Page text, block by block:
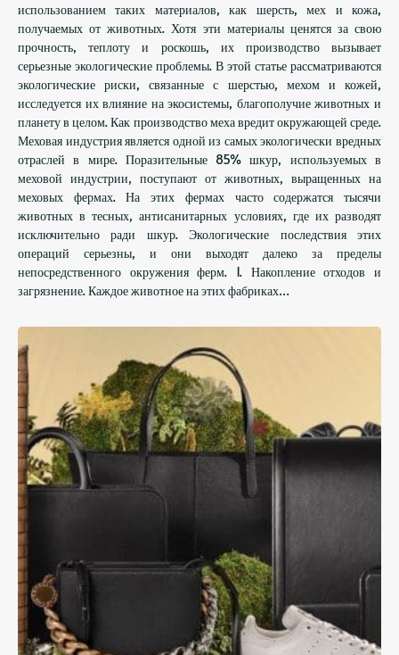
использованием таких материалов, как шерсть, мех и кожа,
получаемых от животных. Хотя эти материалы ценятся за свою
прочность, теплоту и роскошь, их производство вызывает
серьезные экологические проблемы. В этой статье рассматриваются
экологические риски, связанные с шерстью, мехом и кожей,
исследуется их влияние на экосистемы, благополучие животных и
планету в целом. Как производство меха вредит окружающей среде.
Меховая индустрия является одной из самых экологически вредных
отраслей в мире. Поразительные 85% шкур, используемых в
меховой индустрии, поступают от животных, выращенных на
меховых фермах. На этих фермах часто содержатся тысячи
животных в тесных, антисанитарных условиях, где их разводят
исключительно ради шкур. Экологические последствия этих
операций серьезны, и они выходят далеко за пределы
непосредственного окружения ферм. 1. Накопление отходов и
загрязнение. Каждое животное на этих фабриках…